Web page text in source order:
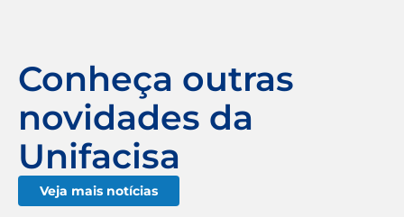
Conheça outras
novidades da
Unifacisa
Veja mais notícias